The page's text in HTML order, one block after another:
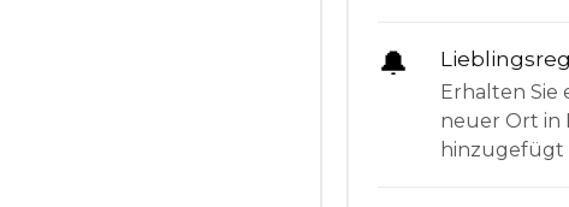
🔔
Erhalten Sie
neuer Ort in
hinzugefügt